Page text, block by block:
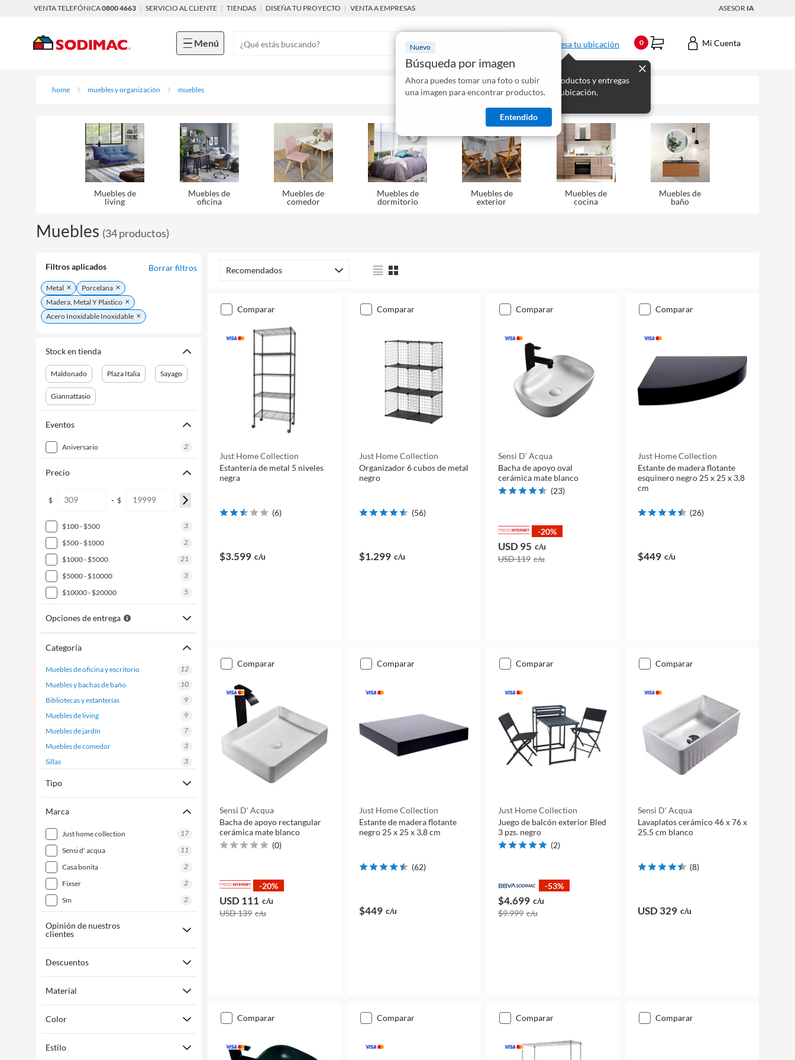
VENTA TELEFÓNICA0800 4663 | SERVICIO AL CLIENTE | TIENDAS | DISEÑA TU PROYECTO | VENTA A EMPRESAS ASESOR IA
Menú Nuevo
Búsqueda por imagen
Ahora puedes tomar una foto o subir
una imagen para encontrar productos.
Entendido
Ingresa tu ubicación
Mostraremos los productos y entregas
disponibles para tu ubicación.
0 Mi Cuenta
home muebles y organización muebles
Muebles de
living
Muebles de
oficina
Muebles de
comedor
Muebles de
dormitorio
Muebles de
exterior
Muebles de
cocina
Muebles de
baño
Muebles (34productos)
Filtros aplicados Borrar filtros
Metal
Porcelana
Madera, Metal Y Plastico
Acero Inoxidable Inoxidable
Stock en tienda
Maldonado Plaza Italia Sayago
Giannattasio
Eventos
aniversario 2
Precio
$ - $
$100 - $500
3
$500 - $1000
2
$1000 - $5000
21
$5000 - $10000
3
$10000 - $20000
5
Opciones de entrega
Categoría
muebles de oficina y escritorio
12
muebles y bachas de baño
10
bibliotecas y estanterías
9
muebles de living
9
muebles de jardín
7
muebles de comedor
3
sillas
3
Tipo
Marca
just home collection
17
sensi d' acqua
11
casa bonita
2
fixser
2
sm
2
Opinión de nuestros
clientes
Descuentos
Material
Color
Estilo
Recomendados
comparar
Just Home Collection
Estantería de metal 5 niveles
negra
(6)
$3.599 c/u
comparar
Just Home Collection
Organizador 6 cubos de metal
negro
(56)
$1.299 c/u
comparar
Sensi D' Acqua
Bacha de apoyo oval
cerámica mate blanco
(23)
-20%
USD 95 c/u
USD 119 c/u
comparar
Just Home Collection
Estante de madera flotante
esquinero negro 25 x 25 x 3,8
cm
(26)
$449 c/u
comparar
Sensi D' Acqua
Bacha de apoyo rectangular
cerámica mate blanco
(0)
-20%
USD 111 c/u
USD 139 c/u
comparar
Just Home Collection
Estante de madera flotante
negro 25 x 25 x 3,8 cm
(62)
$449 c/u
comparar
Just Home Collection
Juego de balcón exterior Bled
3 pzs. negro
(2)
-53%
$4.699 c/u
$9.999 c/u
comparar
Sensi D' Acqua
Lavaplatos cerámico 46 x 76 x
25.5 cm blanco
(8)
USD 329 c/u
comparar comparar comparar comparar